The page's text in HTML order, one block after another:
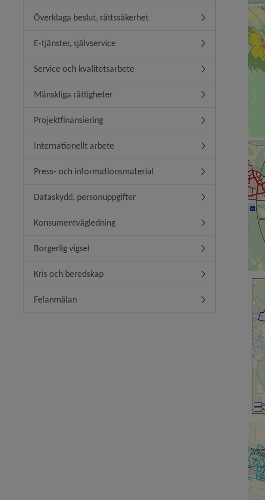
Överklaga beslut, rättssäkerhet Undermeny för
E-tjänster, självservice Undermeny för E-
Service och kvalitetsarbete Undermeny för
Mänskliga rättigheter Undermeny för
Projektfinansiering Undermeny för
Internationellt arbete Undermeny för
Press- och informationsmaterial Undermeny för
Dataskydd, personuppgifter Undermeny för
Konsumentvägledning Undermeny för
Borgerlig vigsel Undermeny för
Kris och beredskap Undermeny för Kris
Felanmälan Undermeny för